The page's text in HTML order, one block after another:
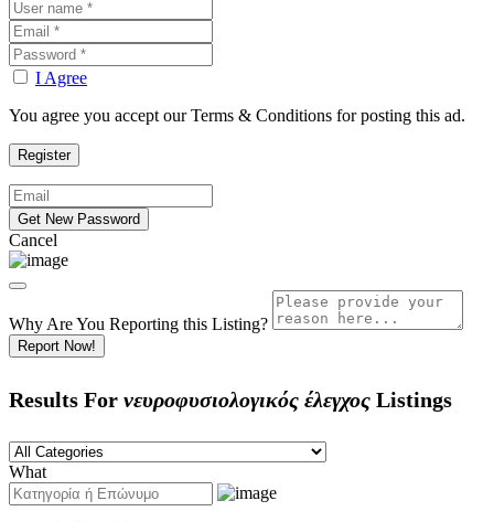
I Agree
You agree you accept our Terms & Conditions for posting this ad.
Cancel
Why Are You Reporting this Listing?
Report Now!
Results For νευροφυσιολογικός έλεγχος Listings
What